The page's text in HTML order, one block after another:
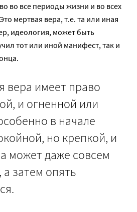
во все периоды жизни и во всех
мертвая вера, т.е. та или иная
идеология, может быть
тот или иной манифест, так и
вера имеет право
и огненной или
в начале
но крепкой, и
может даже совсем
а затем опять